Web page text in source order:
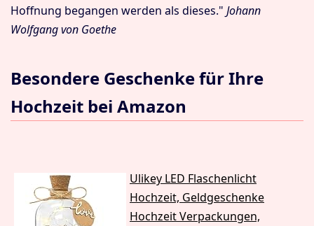
Hoffnung begangen werden als dieses." Johann
Wolfgang von Goethe
Besondere Geschenke für Ihre
Hochzeit bei Amazon
Ulikey LED Flaschenlicht
Hochzeit, Geldgeschenke
Hochzeit Verpackungen,